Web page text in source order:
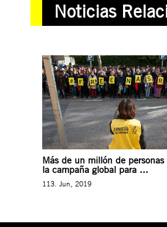
Noticias
Más de un millón de
la campaña global para ...
113. Jun, 2019